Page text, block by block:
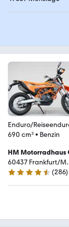
Enduro/
690 cm³• Benzin
HM Motorradhaus
60437 Frankfurt/M.
4.5 Sterne
(286)